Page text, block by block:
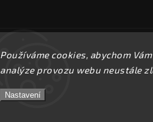
Používáme cookies, abychom
analýze provozu webu neustále
Nastavení
Copyright